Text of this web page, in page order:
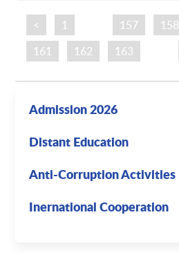
< 1 157 158
161
162 163
Admission 2026
Distant Education
Anti-Corruption Activities
Inernational Cooperation